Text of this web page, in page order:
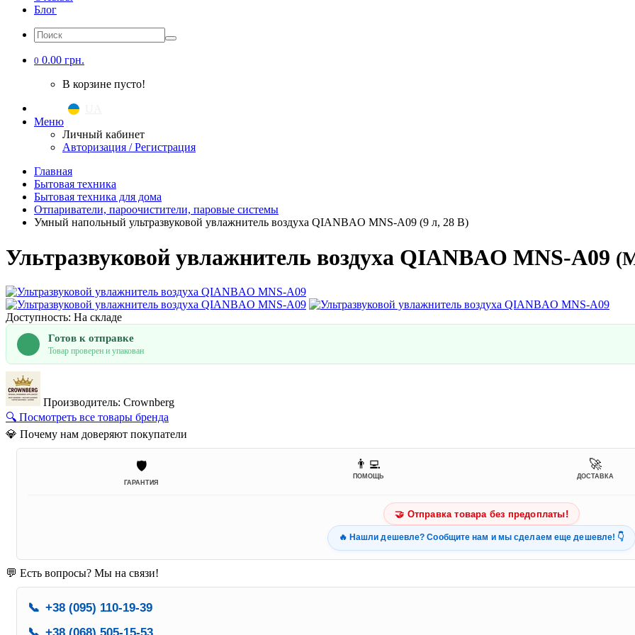
Блог
0 0.00 грн.
В корзине пусто!
Меню
Личный кабинет
Авторизация / Регистрация
Главная
Бытовая техника
Бытовая техника для дома
Отпариватели, пароочистители, паровые системы
Умный напольный ультразвуковой увлажнитель воздуха QIANBAO MNS-A09 (9 л, 28 В)
Ультразвуковой увлажнитель воздуха QIANBAO MNS-A09
Доступность: На складе
Готов к отправке
Товар проверен и упакован
Производитель: Crownberg
🔍 Посмотреть все товары бренда
💎 Почему нам доверяют покупатели
🛡️
ГАРАНТИЯ
👨‍💻
ПОМОЩЬ
🚀
ДОСТАВКА
🤝 Отправка товара без предоплаты!
🔥 Нашли дешевле? Сообщите нам и мы сделаем еще дешевле! 👇
💬 Есть вопросы? Мы на связи!
📞 +38 (095) 110-19-39